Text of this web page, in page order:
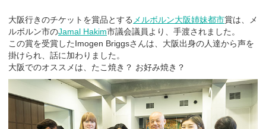
大阪行きのチケットを賞品とする メルボルン大阪姉妹都市賞は、メ
ルボルン市のJamal Hakim市議会議員より、手渡されました。
この賞を受賞したImogen Briggsさんは、大阪出身の人達から声を
掛けられ、話に加わりました。
大阪でのオススメは、たこ焼き？ お好み焼き？